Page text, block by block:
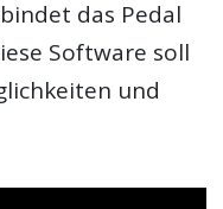
das Pedal
Software soll
und